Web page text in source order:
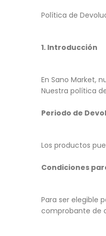
Política de
1. Introducción
En Sano Market,
Nuestra política
Periodo de
Los productos
Condiciones
Para ser elegible
comprobante de